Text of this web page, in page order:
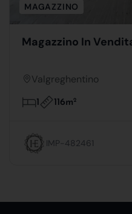
MAGAZZINO
Magazzino In
Valgreghentino
1 116m2
IMP-482461